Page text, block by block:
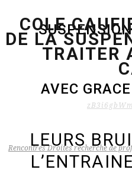
AVEC
Rencontres Droites recherche de
COLE
DE LA
TRAITER
LEURS